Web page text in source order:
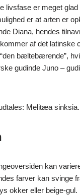
livsfase er meget
er at arten er
Diana, hendes
af det latinske
bæltebærende”,
gudinde Juno –
Melitæa sinksia.
kan
farver kan svinge
okker eller beige-